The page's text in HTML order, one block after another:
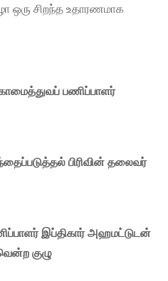
ஒரு சிறந்த உதாரணமாக
பணிப்பாளர்
பிரிவின் தலைவர்
இப்திகார் அஹமட்டுடன்
குழு